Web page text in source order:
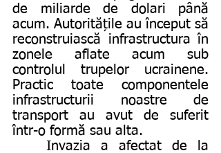
de miliarde de dolari până
acum. Autoritățile au început să
reconstruiască infrastructura în
zonele aflate acum sub
controlul trupelor ucrainene.
Practic toate componentele
infrastructurii noastre de
transport au avut de suferit
într-o formă sau alta.